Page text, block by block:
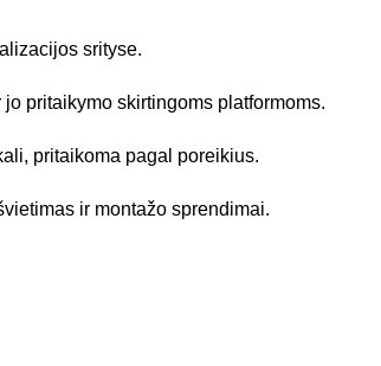
srityse.
pritaikymo skirtingoms platformoms.
pritaikoma pagal poreikius.
ir montažo sprendimai.